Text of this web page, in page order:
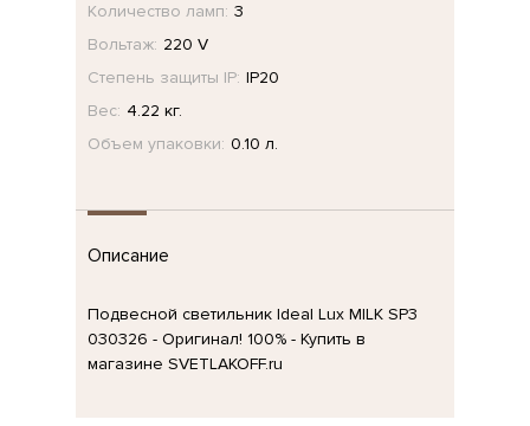
Количество ламп: 3
Вольтаж: 220 V
Степень защиты IP: IP20
Вес: 4.22 кг.
Объем упаковки: 0.10 л.
Описание
Подвесной светильник Ideal Lux MILK SP3
030326 - Оригинал! 100% - Купить в
магазине SVETLAKOFF.ru